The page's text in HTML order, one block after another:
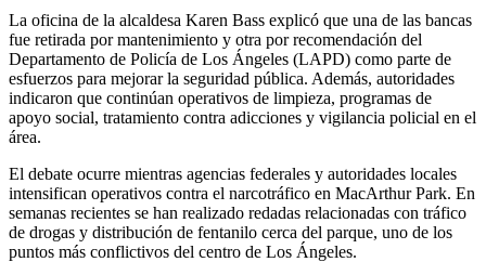
La oficina de la alcaldesa Karen Bass explicó que una de las bancas
fue retirada por mantenimiento y otra por recomendación del
Departamento de Policía de Los Ángeles (LAPD) como parte de
esfuerzos para mejorar la seguridad pública. Además, autoridades
indicaron que continúan operativos de limpieza, programas de
apoyo social, tratamiento contra adicciones y vigilancia policial en el
área.
El debate ocurre mientras agencias federales y autoridades locales
intensifican operativos contra el narcotráfico en MacArthur Park. En
semanas recientes se han realizado redadas relacionadas con tráfico
de drogas y distribución de fentanilo cerca del parque, uno de los
puntos más conflictivos del centro de Los Ángeles.